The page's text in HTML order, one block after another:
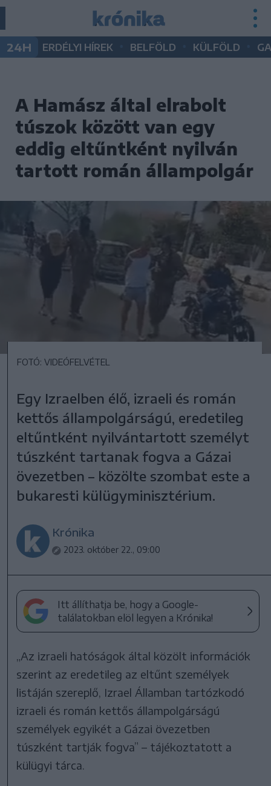
24H ERDÉLYI HÍREK BELFÖLD KÜLFÖLD
A Hamász által elrabolt
túszok között van egy
eddig eltűntként nyilván
tartott román állampolgár
FOTÓ: VIDEÓFELVÉTEL
Egy Izraelben élő, izraeli és román
kettős állampolgárságú, eredetileg
eltűntként nyilvántartott személyt
túszként tartanak fogva a Gázai
övezetben – közölte szombat este a
bukaresti külügyminisztérium.
Krónika
2023. október 22., 09:00
Itt állíthatja be, hogy a Google-
találatokban elöl legyen a Krónika!
„Az izraeli hatóságok által közölt információk
szerint az eredetileg az eltűnt személyek
listáján szereplő, Izrael Államban tartózkodó
izraeli és román kettős állampolgárságú
személyek egyikét a Gázai övezetben
túszként tartják fogva” – tájékoztatott a
külügyi tárca.